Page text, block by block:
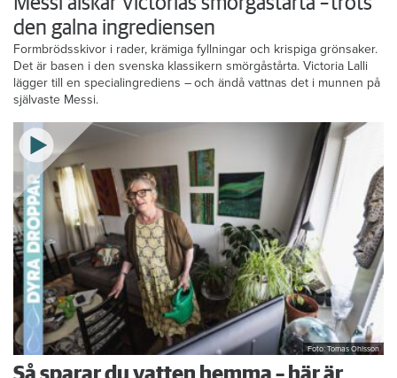
den galna ingrediensen
Formbrödsskivor i rader, krämiga fyllningar och krispiga grönsaker.
Det är basen i den svenska klassikern smörgåstårta. Victoria Lalli
lägger till en specialingrediens – och ändå vattnas det i munnen på
självaste Messi.
Foto: Tomas Ohlsson